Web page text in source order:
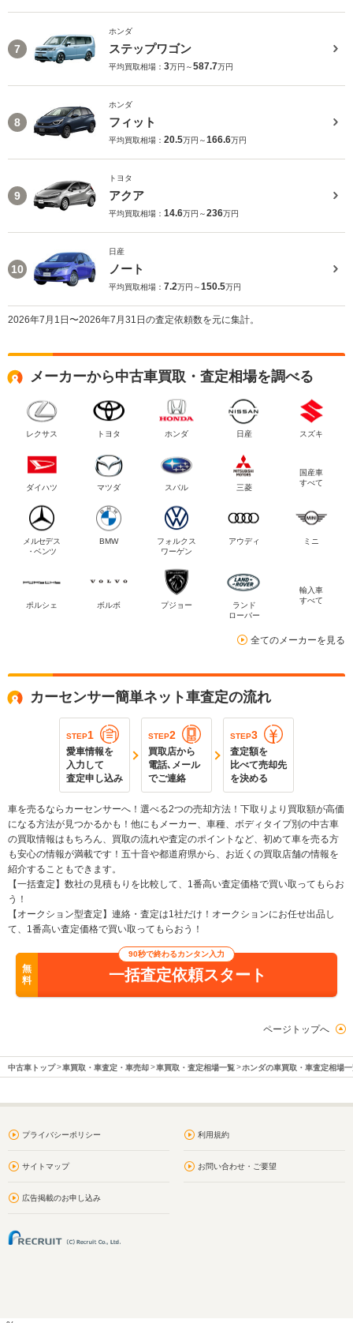
7
ホンダ
ステップワゴン
平均買取相場： 3万円～587.7万円
8
ホンダ
フィット
平均買取相場： 20.5万円～166.6万円
9
トヨタ
アクア
平均買取相場： 14.6万円～236万円
10
日産
ノート
平均買取相場： 7.2万円～150.5万円
2026年7月1日〜2026年7月31日の査定依頼数を元に集計。
メーカーから中古車買取・査定相場を調べる
レクサス トヨタ ホンダ 日産 スズキ
ダイハツ マツダ スバル 三菱
国産車
すべて
メルセデス
・ベンツ
BMW
フォルクス
ワーゲン
アウディ ミニ
ポルシェ ボルボ プジョー
ランド
ローバー
輸入車
すべて
全てのメーカーを見る
カーセンサー簡単ネット車査定の流れ
STEP1
愛車情報を
入力して
査定申し込み
STEP2
買取店から
電話､メール
でご連絡
STEP3
査定額を
比べて売却先
を決める
車を売るならカーセンサーへ！選べる2つの売却方法！下取りより買取額が高価
になる方法が見つかるかも！他にもメーカー、車種、ボディタイプ別の中古車
の買取情報はもちろん、買取の流れや査定のポイントなど、初めて車を売る方
も安心の情報が満載です！五十音や都道府県から、お近くの買取店舗の情報を
紹介することもできます。
【一括査定】数社の見積もりを比較して、1番高い査定価格で買い取ってもらお
う！
【オークション型査定】連絡・査定は1社だけ！オークションにお任せ出品し
て、1番高い査定価格で買い取ってもらおう！
無
料
90秒で終わるカンタン入力
一括査定依頼スタート
ページトップへ
中古車トップ 車買取・車査定・車売却 車買取・査定相場一覧 ホンダの車買取・車査定相場
プライバシーポリシー 利用規約
サイトマップ お問い合わせ・ご要望
広告掲載のお申し込み